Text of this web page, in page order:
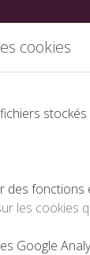
L'ILE MAURICE
cookies
des
les cookies
Google